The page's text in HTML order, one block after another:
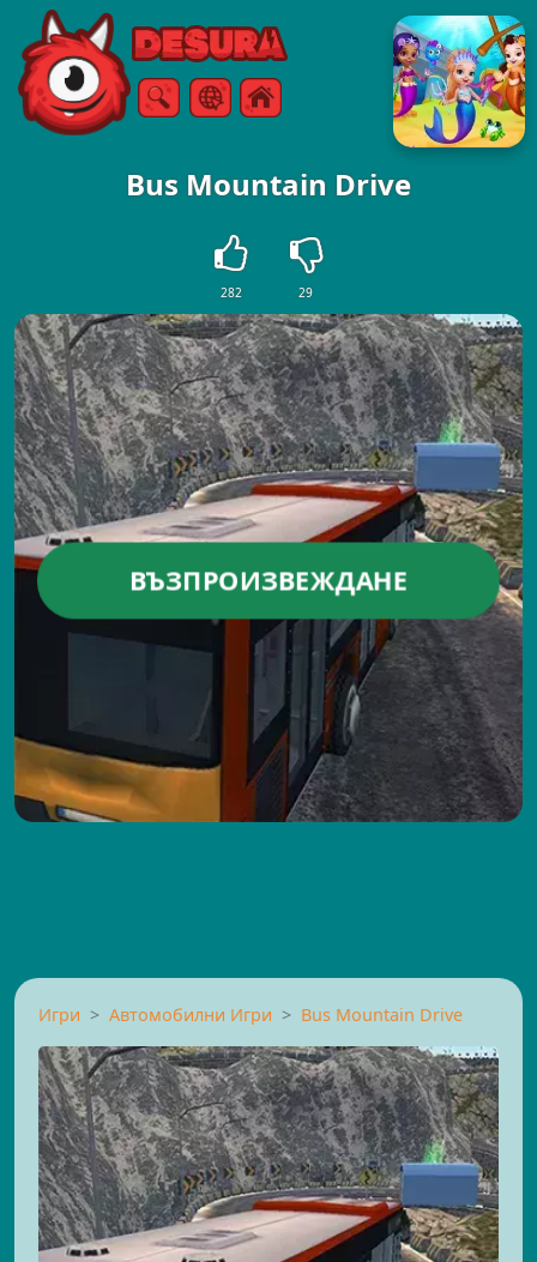
Free Online Games
ТърсенеМеню
Bus Mountain Drive
282 29
ВЪЗПРОИЗВЕЖДАНЕ
Игри Автомобилни Игри Bus Mountain Drive